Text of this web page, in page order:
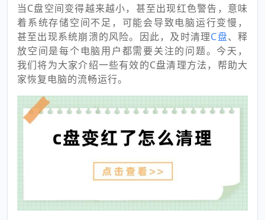
当C盘空间变得越来越小，甚至出现红色警告，意味
着系统存储空间不足，可能会导致电脑运行变慢，
甚至出现系统崩溃的风险。因此，及时清理C盘、释
放空间是每个电脑用户都需要关注的问题。今天，
我们将为大家介绍一些有效的C盘清理方法，帮助大
家恢复电脑的流畅运行。